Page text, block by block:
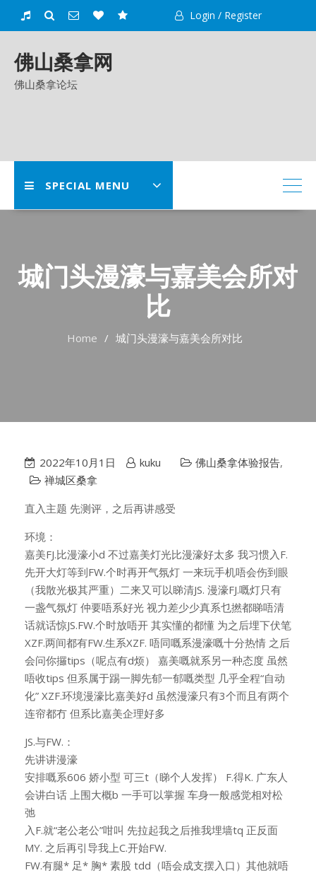
Login / Register
佛山桑拿网
佛山桑拿论坛
SPECIAL MENU
城门头漫濠与嘉美会所对
比
Home 城门头漫濠与嘉美会所对比
2022年10月1日 kuku 佛山桑拿体验报告,
禅城区桑拿
直入主题 先测评，之后再讲感受
环境：
嘉美FJ.比漫濠小d 不过嘉美灯光比漫濠好太多 我习惯入F.
先开大灯等到FW.个时再开气氛灯 一来玩手机唔会伤到眼
（我散光极其严重）二来又可以睇清JS. 漫濠FJ.嘅灯只有
一盏气氛灯 仲要唔系好光 视力差少少真系乜撚都睇唔清
话就话惊JS.FW.个时放唔开 其实懂的都懂 为之后埋下伏笔
XZF.两间都有FW.生系XZF. 唔同嘅系漫濠嘅十分热情 之后
会问你攞tips（呢点有d烦） 嘉美嘅就系另一种态度 虽然
唔收tips 但系属于踢一脚先郁一郁嘅类型 几乎全程“自动
化” XZF.环境漫濠比嘉美好d 虽然漫濠只有3个而且有两个
连帘都冇 但系比嘉美企理好多
JS.与FW.：
先讲讲漫濠
安排嘅系606 娇小型 可三t（睇个人发挥） F.得K. 广东人
会讲白话 上围大概b 一手可以掌握 车身一般感觉相对松
弛
入F.就“老公老公”咁叫 先拉起我之后推我埋墙tq 正反面
MY. 之后再引导我上C.开始FW.
FW.有腿* 足* 胸* 素股 tdd（唔会成支摆入口）其他就唔